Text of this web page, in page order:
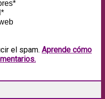
el spam. Aprende cómo